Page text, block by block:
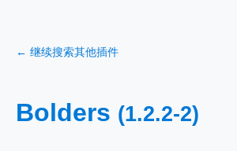
← 继续搜索其他插件
Bolders (1.2.2-2)